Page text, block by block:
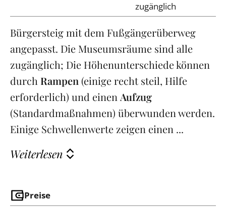
zugänglich
Bürgersteig mit dem Fußgängerüberweg
angepasst. Die Museumsräume sind alle
zugänglich; Die Höhenunterschiede können
durch Rampen (einige recht steil, Hilfe
erforderlich) und einen Aufzug
(Standardmaßnahmen) überwunden werden.
Einige Schwellenwerte zeigen einen ...
Weiterlesen
Preise